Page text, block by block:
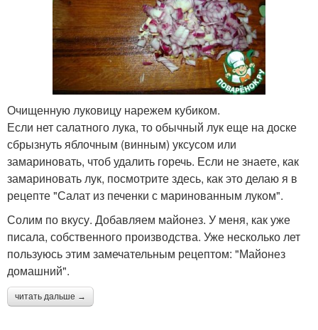
Очищенную луковицу нарежем кубиком.
Если нет салатного лука, то обычный лук еще на доске
сбрызнуть яблочным (винным) уксусом или
замариновать, чтоб удалить горечь. Если не знаете, как
замариновать лук, посмотрите здесь, как это делаю я в
рецепте "Салат из печенки с маринованным луком".
Солим по вкусу. Добавляем майонез. У меня, как уже
писала, собственного производства. Уже несколько лет
пользуюсь этим замечательным рецептом: "Майонез
домашний".
читать дальше →